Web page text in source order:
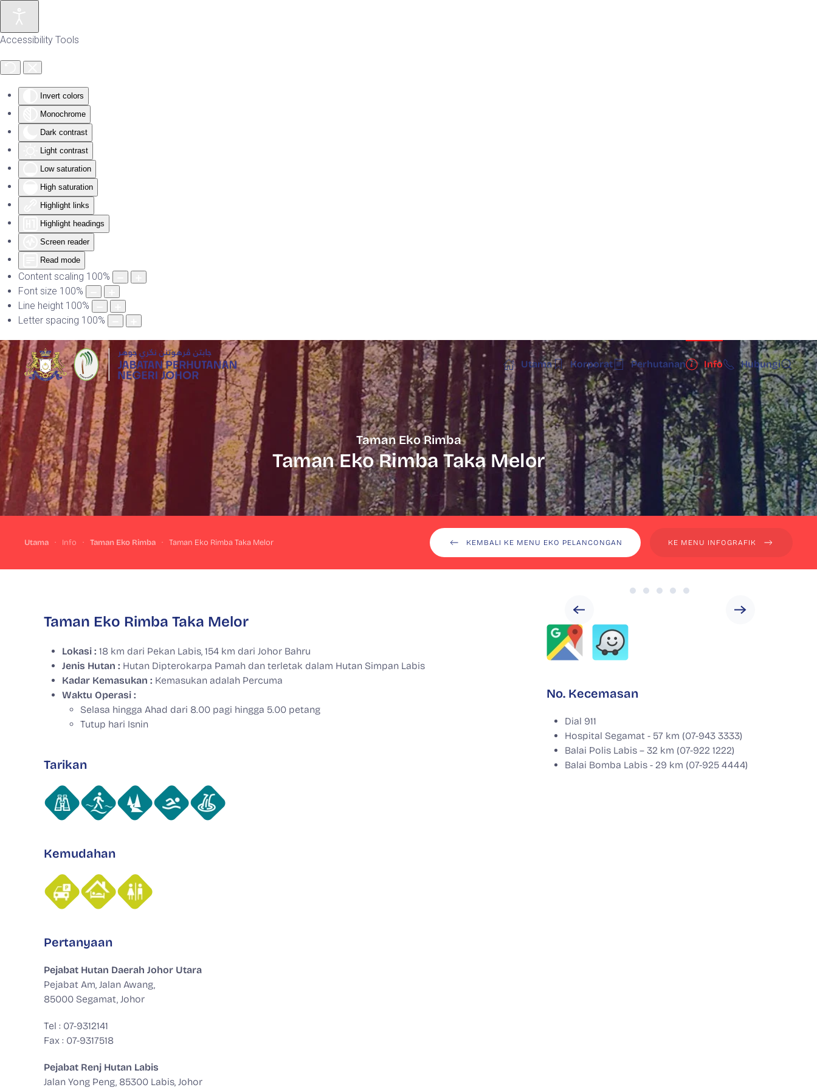
Accessibility Tools
Invert colors
Monochrome
Dark contrast
Light contrast
Low saturation
High saturation
Highlight links
Highlight headings
Screen reader
Read mode
Content scaling 100%
Font size 100%
Line height 100%
Letter spacing 100%
Skip to main content
Utama Korporat Perhutanan Info Hubungi
Taman Eko Rimba
Taman Eko Rimba Taka Melor
Utama Info Taman Eko Rimba Taman Eko Rimba Taka Melor KEMBALI KE MENU EKO PELANCONGAN KE MENU INFOGRAFIK
Taman Eko Rimba Taka Melor
Lokasi : 18 km dari Pekan Labis, 154 km dari Johor Bahru
Jenis Hutan : Hutan Dipterokarpa Pamah dan terletak dalam Hutan Simpan Labis
Kadar Kemasukan : Kemasukan adalah Percuma
Waktu Operasi :
Selasa hingga Ahad dari 8.00 pagi hingga 5.00 petang
Tutup hari Isnin
Tarikan
Kemudahan
Pertanyaan
Pejabat Hutan Daerah Johor Utara
Pejabat Am, Jalan Awang,
85000 Segamat, Johor
Tel : 07-9312141
Fax : 07-9317518
Pejabat Renj Hutan Labis
Jalan Yong Peng, 85300 Labis, Johor
No. Kecemasan
Dial 911
Hospital Segamat - 57 km (07-943 3333)
Balai Polis Labis – 32 km (07-922 1222)
Balai Bomba Labis - 29 km (07-925 4444)